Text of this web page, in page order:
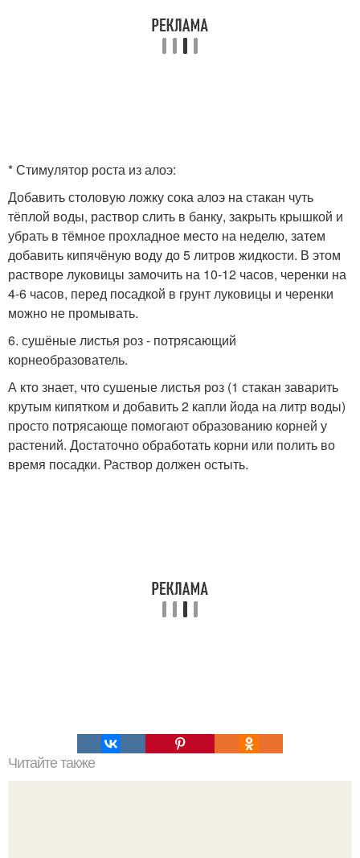
* Стимулятор роста из алоэ:
Добавить столовую ложку сока алоэ на стакан чуть
тёплой воды, раствор слить в банку, закрыть крышкой и
убрать в тёмное прохладное место на неделю, затем
добавить кипячёную воду до 5 литров жидкости. В этом
растворе луковицы замочить на 10-12 часов, черенки на
4-6 часов, перед посадкой в грунт луковицы и черенки
можно не промывать.
6. сушёные листья роз - потрясающий
корнеобразователь.
А кто знает, что сушеные листья роз (1 стакан заварить
крутым кипятком и добавить 2 капли йода на литр воды)
просто потрясающе помогают образованию корней у
растений. Достаточно обработать корни или полить во
время посадки. Раствор должен остыть.
Читайте также